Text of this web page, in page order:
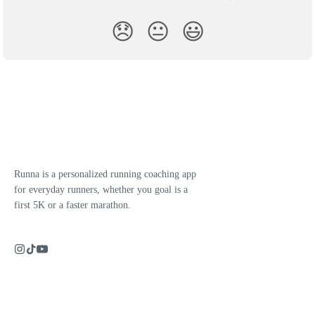
😞 😐 😃
Runna is a personalized running coaching app
for everyday runners, whether you goal is a
first 5K or a faster marathon.